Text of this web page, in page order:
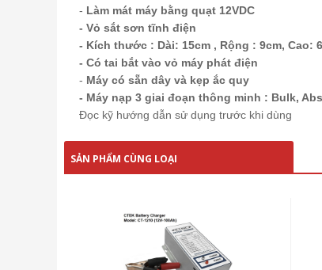
- Làm mát máy bằng quạt 12VDC
- Vỏ sắt sơn tĩnh điện
- Kích thước : Dài: 15cm , Rộng : 9cm, Cao:
- Có tai bắt vào vỏ máy phát điện
- Máy có sẵn dây và kẹp ắc quy
- Máy nạp 3 giai đoạn thông minh : Bulk,
Đọc kỹ hướng dẫn sử dụng trước khi dùng
SẢN PHẨM CÙNG LOẠI